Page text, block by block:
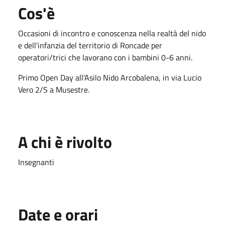
Cos'è
Occasioni di incontro e conoscenza nella realtà del nido
e dell'infanzia del territorio di Roncade per
operatori/trici che lavorano con i bambini 0-6 anni.
Primo Open Day all'Asilo Nido Arcobalena, in via Lucio
Vero 2/S a Musestre.
A chi è rivolto
Insegnanti
Date e orari